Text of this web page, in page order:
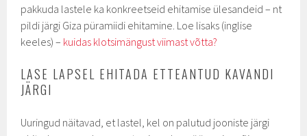
pakkuda lastele ka konkreetseid ehitamise ülesandeid – nt
pildi järgi Giza püramiidi ehitamine. Loe lisaks (inglise
keeles) – kuidas klotsimängust viimast võtta?
LASE LAPSEL EHITADA ETTEANTUD KAVANDI
JÄRGI
Uuringud näitavad, et lastel, kel on palutud jooniste järgi